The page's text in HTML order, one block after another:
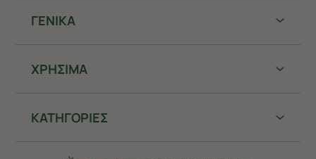
ΓΕΝΙΚΑ
ΧΡHΣΙΜΑ
ΚΑΤΗΓΟΡΙΕΣ